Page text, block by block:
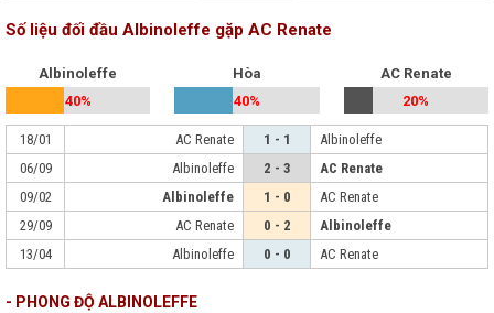
Số liệu đối đầu Albinoleffe gặp AC Renate
Albinoleffe
40%
Hòa
40%
AC Renate
20%
18/01 AC Renate 1 - 1
Albinoleffe
06/09
Albinoleffe 2 - 3
AC Renate
09/02
Albinoleffe 1 - 0
AC Renate
29/09
AC Renate 0 - 2
Albinoleffe
13/04
Albinoleffe 0 - 0 AC Renate
- PHONG ĐỘ ALBINOLEFFE